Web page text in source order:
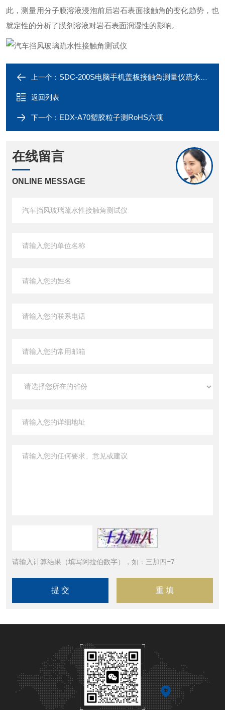
此，测量用分子膜溶液浸泡前后岩石表面接触角的变化趋势，也
就定性的分析了膜剂溶液对岩石表面润湿性的影响。
上一个： SDC-200S电脑手机盖板接触角测量仪疏水性测试
返回列表
下一个： EDX-A70塑胶粒子测RoHS六项
在线留言
ONLINE MESSAGE
请输入计算结果（填写阿拉伯数字），如：三加四=7